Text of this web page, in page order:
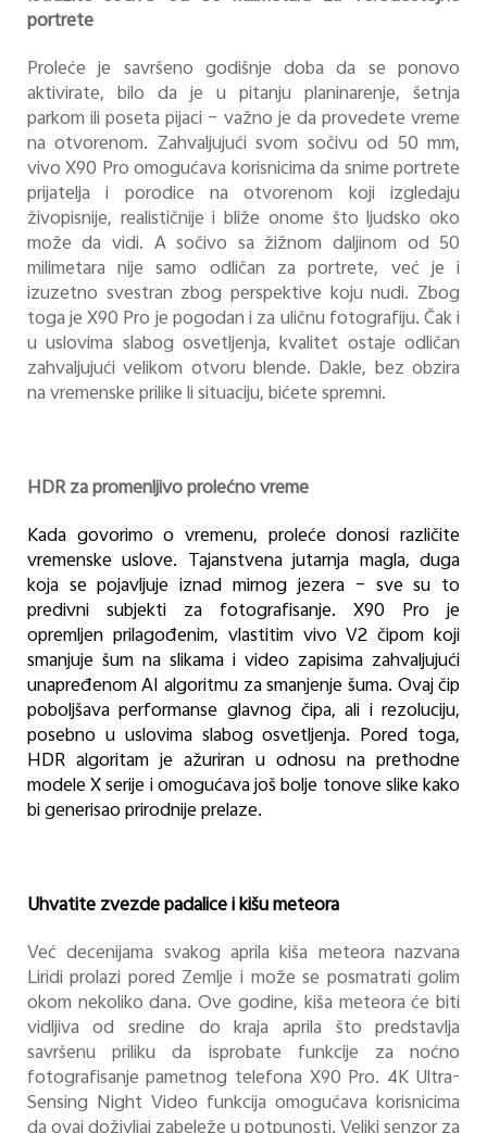
portrete
Proleće je savršeno godišnje doba da se ponovo
aktivirate, bilo da je u pitanju planinarenje, šetnja
parkom ili poseta pijaci – važno je da provedete vreme
na otvorenom. Zahvaljujući svom sočivu od 50 mm,
vivo X90 Pro omogućava korisnicima da snime portrete
prijatelja i porodice na otvorenom koji izgledaju
živopisnije, realističnije i bliže onome što ljudsko oko
može da vidi. A sočivo sa žižnom daljinom od 50
milimetara nije samo odličan za portrete, već je i
izuzetno svestran zbog perspektive koju nudi. Zbog
toga je X90 Pro je pogodan i za uličnu fotografiju. Čak i
u uslovima slabog osvetljenja, kvalitet ostaje odličan
zahvaljujući velikom otvoru blende. Dakle, bez obzira
na vremenske prilike li situaciju, bićete spremni.
HDR za promenljivo prolećno vreme
Kada govorimo o vremenu, proleće donosi različite
vremenske uslove. Tajanstvena jutarnja magla, duga
koja se pojavljuje iznad mirnog jezera – sve su to
predivni subjekti za fotografisanje. X90 Pro je
opremljen prilagođenim, vlastitim vivo V2 čipom koji
smanjuje šum na slikama i video zapisima zahvaljujući
unapređenom AI algoritmu za smanjenje šuma. Ovaj čip
poboljšava performanse glavnog čipa, ali i rezoluciju,
posebno u uslovima slabog osvetljenja. Pored toga,
HDR algoritam je ažuriran u odnosu na prethodne
modele X serije i omogućava još bolje tonove slike kako
bi generisao prirodnije prelaze.
Uhvatite zvezde padalice i kišu meteora
Već decenijama svakog aprila kiša meteora nazvana
Liridi prolazi pored Zemlje i može se posmatrati golim
okom nekoliko dana. Ove godine, kiša meteora će biti
vidljiva od sredine do kraja aprila što predstavlja
savršenu priliku da isprobate funkcije za noćno
fotografisanje pametnog telefona X90 Pro. 4K Ultra-
Sensing Night Video funkcija omogućava korisnicima